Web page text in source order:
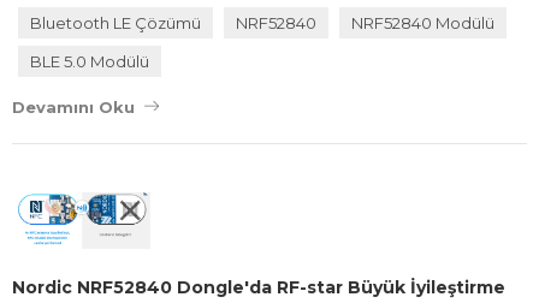
nRF52840 BLE 5.0 Modüllerine Genel Bakış nRF52840 modülleri,
yeteneğine sahiptir. Bluetooth LE 5.0, ...
Bluetooth LE Çözümü NRF52840
NRF52840 Modülü
BLE 5.0 Modülü
Devamını Oku
Nordic NRF52840 Dongle'da RF-star Büyük İyileştirme